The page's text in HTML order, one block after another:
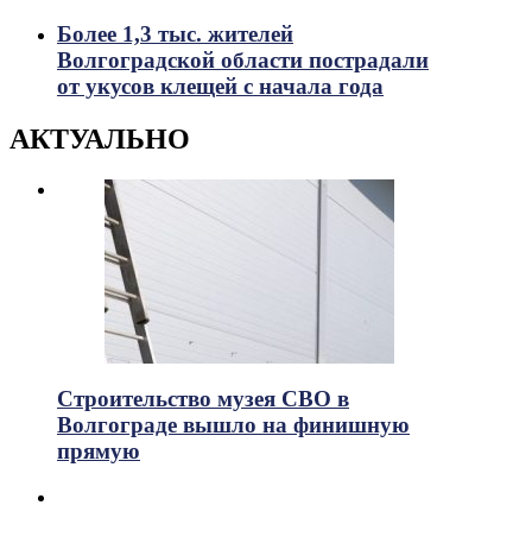
Более 1,3 тыс. жителей
Волгоградской области пострадали
от укусов клещей с начала года
АКТУАЛЬНО
Строительство музея СВО в
Волгограде вышло на финишную
прямую